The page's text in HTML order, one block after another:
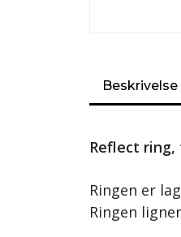
Beskrivelse
Reflect ring,
Ringen er
Ringen